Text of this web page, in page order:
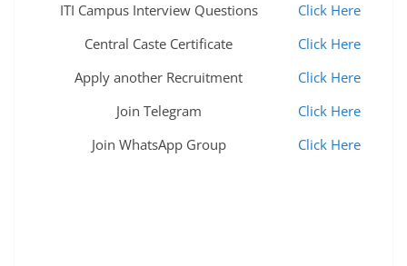
ITI Campus Interview Questions
Click Here
Central Caste Certificate
Click Here
Apply another Recruitment
Click Here
Join Telegram
Click Here
Join WhatsApp Group
Click Here